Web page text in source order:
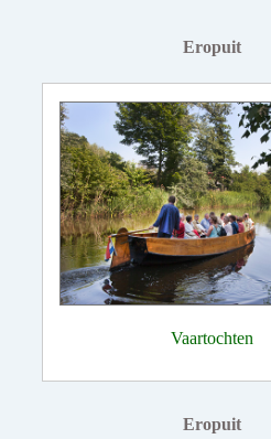
Eropuit
Vaartochten
Eropuit